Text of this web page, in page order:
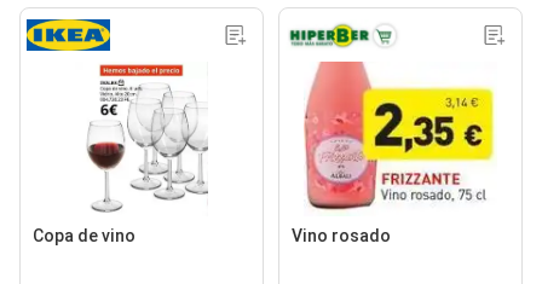
Copa de vino Vino rosado